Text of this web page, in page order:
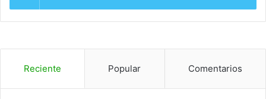
Reciente Popular Comentarios